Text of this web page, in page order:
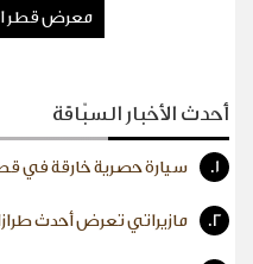
معرض قطر
أحدث الأخبار السبّاقة
1. سيارة حصرية خارقة في قطر
2. مازيراتي تعرض أحدث